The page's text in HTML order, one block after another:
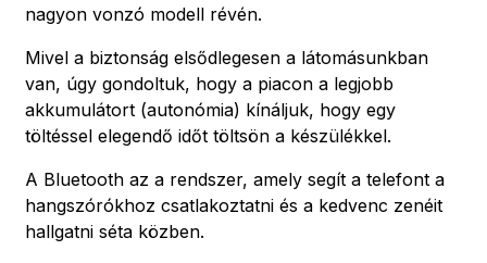
nagyon vonzó modell révén.
Mivel a biztonság elsődlegesen a látomásunkban
van, úgy gondoltuk, hogy a piacon a legjobb
akkumulátort (autonómia) kínáljuk, hogy egy
töltéssel elegendő időt töltsön a készülékkel.
A Bluetooth az a rendszer, amely segít a telefont a
hangszórókhoz csatlakoztatni és a kedvenc zenéit
hallgatni séta közben.